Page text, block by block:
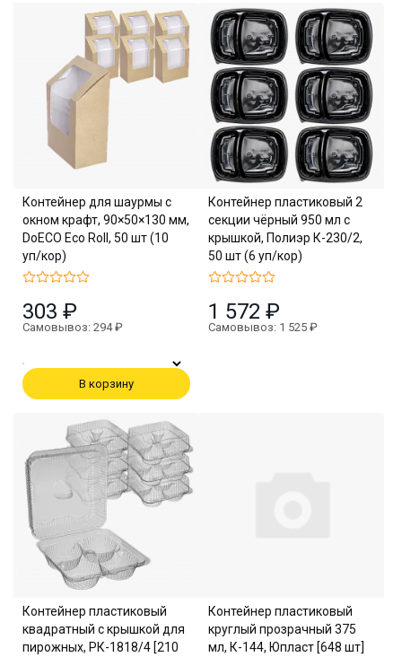
Контейнер для шаурмы с
окном крафт, 90×50×130 мм,
DoECO Eco Roll, 50 шт (10
уп/кор)
303 ₽
Самовывоз: 294 ₽
В корзину
Контейнер пластиковый 2
секции чёрный 950 мл с
крышкой, Полиэр К-230/2,
50 шт (6 уп/кор)
1 572 ₽
Самовывоз: 1 525 ₽
Контейнер пластиковый
квадратный с крышкой для
пирожных, РК-1818/4 [210
Контейнер пластиковый
круглый прозрачный 375
мл, К-144, Юпласт [648 шт]